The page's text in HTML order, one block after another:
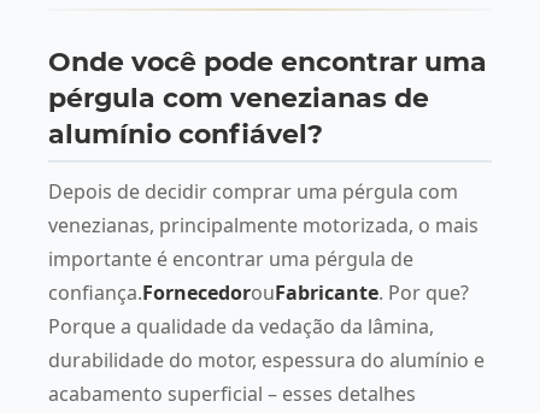
Onde você pode encontrar uma
pérgula com venezianas de
alumínio confiável?
Depois de decidir comprar uma pérgula com
venezianas, principalmente motorizada, o mais
importante é encontrar uma pérgula de
confiança.FornecedorouFabricante. Por que?
Porque a qualidade da vedação da lâmina,
durabilidade do motor, espessura do alumínio e
acabamento superficial – esses detalhes